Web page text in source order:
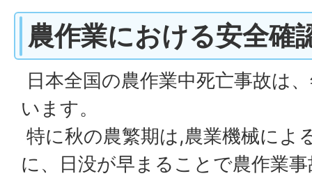
農作業における安全確
日本全国の農作業中死亡事故は
います。
特に秋の農繁期は,農業機械によ
に、日没が早まることで農作業